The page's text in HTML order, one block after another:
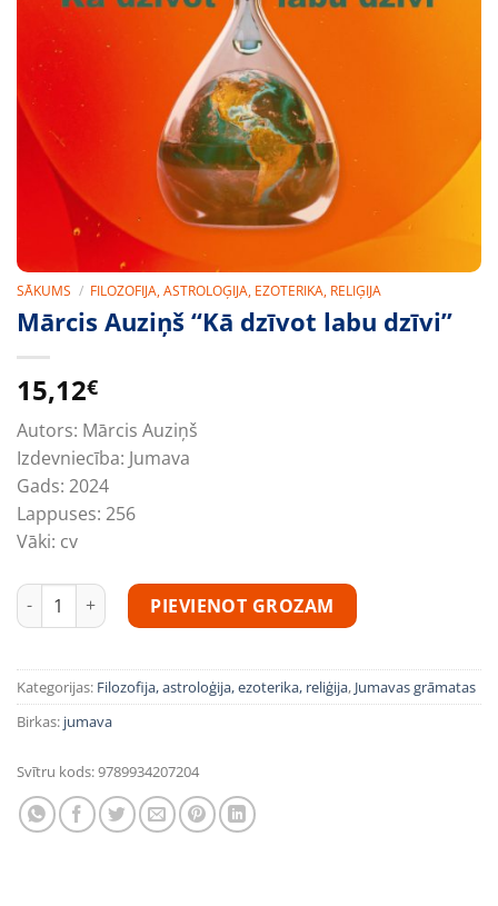
SĀKUMS / FILOZOFIJA, ASTROLOĢIJA, EZOTERIKA, RELIĢIJA
Mārcis Auziņš “Kā dzīvot labu dzīvi”
15,12€
Autors: Mārcis Auziņš
Izdevniecība: Jumava
Gads: 2024
Lappuses: 256
Vāki: cv
Mārcis Auziņš "Kā dzīvot labu dzīvi" daudzums
PIEVIENOT GROZAM
Kategorijas: Filozofija, astroloģija, ezoterika, reliģija, Jumavas grāmatas
Birkas: jumava
Svītru kods:9789934207204